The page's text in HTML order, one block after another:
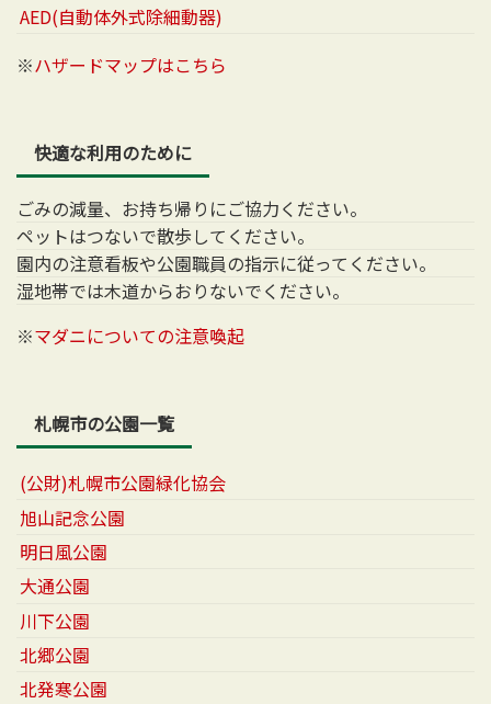
AED(自動体外式除細動器)
※ハザードマップはこちら
快適な利用のために
ごみの減量、お持ち帰りにご協力ください。
ペットはつないで散歩してください。
園内の注意看板や公園職員の指示に従ってください。
湿地帯では木道からおりないでください。
※マダニについての注意喚起
札幌市の公園一覧
(公財)札幌市公園緑化協会
旭山記念公園
明日風公園
大通公園
川下公園
北郷公園
北発寒公園